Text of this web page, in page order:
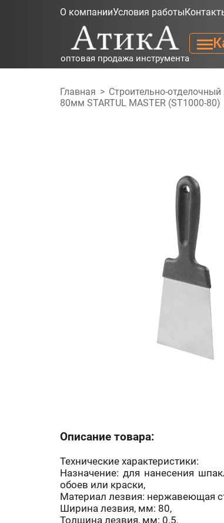
О компанииУсловия работы
оптовая продажа инструмента
Главная > Строительно-отделочный
80мм STARTUL MASTER (ST1000-80)
Описание товара:
Технические характеристики:
Назначение: для нанесения
обоев или краски,
Материал лезвия: нержавеющая
Ширина лезвия, мм: 80,
Толщина лезвия, мм: 0.5,